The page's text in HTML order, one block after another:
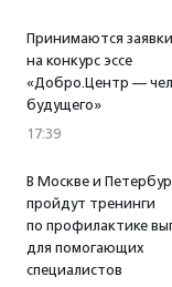
Принимаются заявки
на конкурс эссе
«Добро.Центр —
будущего»
17:39
В Москве и
пройдут тренинги
по профилактике
для помогающих
специалистов